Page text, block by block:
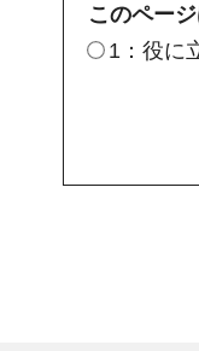
このペー
1：役に